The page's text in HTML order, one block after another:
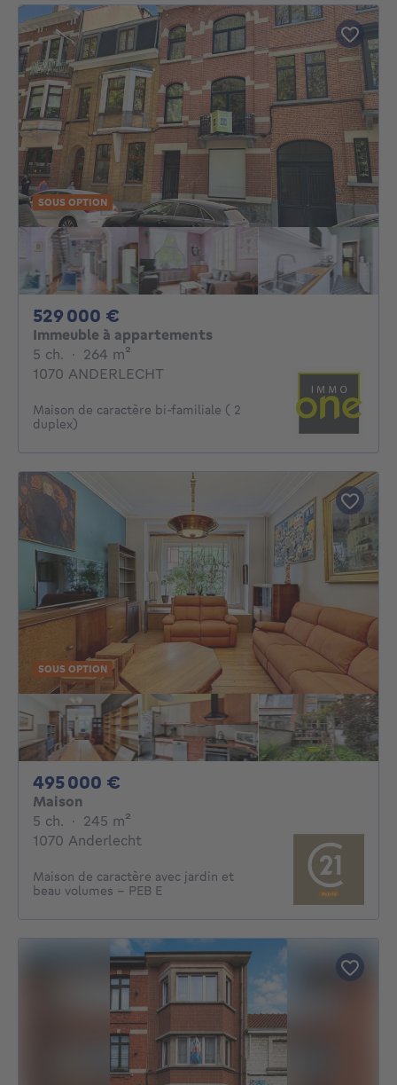
SOUS OPTION
529 000 €
Immeuble à appartements
5 ch. 5 chambres
· 264 m²
1070 ANDERLECHT
Maison de caractère bi-familiale ( 2
duplex)
SOUS OPTION
495 000 €
Maison
5 ch. 5 chambres
· 245 m²
1070 Anderlecht
Maison de caractère avec jardin et
beau volumes - PEB E